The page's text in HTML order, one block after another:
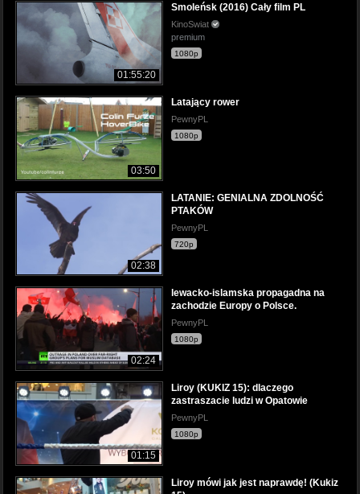
01:55:20
Smoleńsk (2016) Cały film PL
KinoSwiat
premium
1080p
03:50
Latający rower
PewnyPL
1080p
02:38
LATANIE: GENIALNA ZDOLNOŚĆ
PTAKÓW
PewnyPL
720p
02:24
lewacko-islamska propagadna na
zachodzie Europy o Polsce.
PewnyPL
1080p
01:15
Liroy (KUKIZ 15): dlaczego
zastraszacie ludzi w Opatowie
PewnyPL
1080p
Liroy mówi jak jest naprawdę! (Kukiz